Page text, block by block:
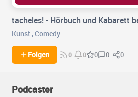
tacheles! - Hörbuch und Kabarett
Kunst ,Comedy
Folgen 0 0 0 0 0
Podcaster